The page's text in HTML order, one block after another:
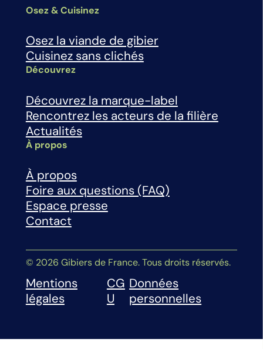
Osez & Cuisinez
Osez la viande de gibier
Cuisinez sans clichés
Découvrez
Découvrez la marque-label
Rencontrez les acteurs de la filière
Actualités
À propos
À propos
Foire aux questions (FAQ)
Espace presse
Contact
© 2026 Gibiers de France. Tous droits réservés.
Mentions
légales
CG
U
Données
personnelles